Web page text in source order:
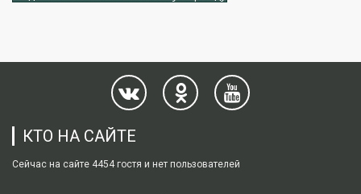
КТО НА САЙТЕ
Сейчас на сайте 4454 гостя и нет пользователей